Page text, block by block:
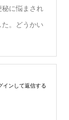
に悩まされ
。どうかい
インして返信する